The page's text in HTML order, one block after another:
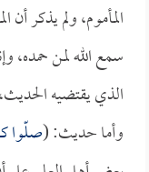
المأموم، ولم يذكر
سمع الله لمن حمده،
الذي يقتضيه
وأما حديث: (صلّوا